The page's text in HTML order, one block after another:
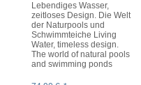
Lebendiges Wasser,
zeitloses Design. Die Welt
der Naturpools und
Schwimmteiche Living
Water, timeless design.
The world of natural pools
and swimming ponds